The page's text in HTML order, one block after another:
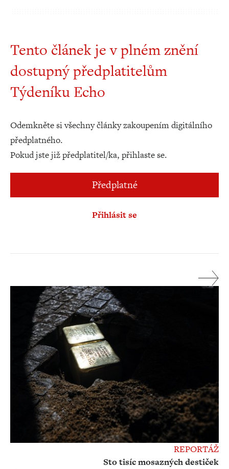
Tento článek je v plném znění
dostupný předplatitelům
Týdeníku Echo
Odemkněte si všechny články zakoupením digitálního
předplatného.
Pokud jste již předplatitel/ka, přihlaste se.
Předplatné
Přihlásit se
REPORTÁŽ
Sto tisíc mosazných destiček